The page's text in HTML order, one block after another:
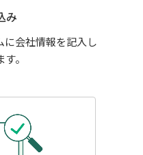
み
に会社情報を記入し
。